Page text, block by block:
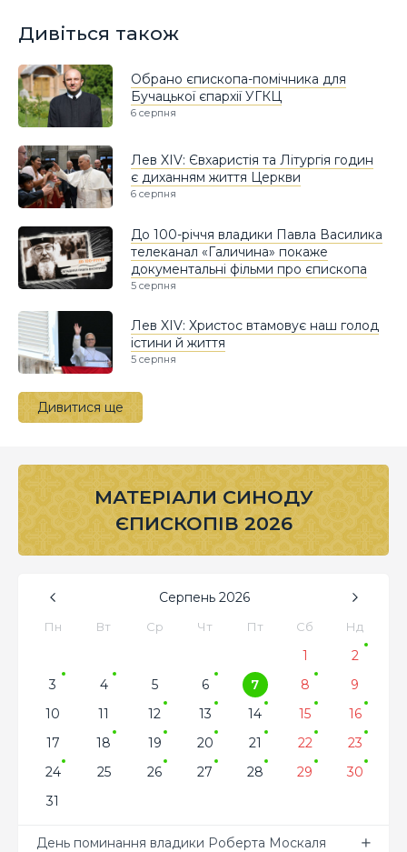
Дивіться також
Обрано єпископа-помічника для
Бучацької єпархії УГКЦ
6 серпня
Лев XIV: Євхаристія та Літургія годин
є диханням життя Церкви
6 серпня
До 100-річчя владики Павла Василика
телеканал «Галичина» покаже
документальні фільми про єпископа
5 серпня
Лев XIV: Христос втамовує наш голод
істини й життя
5 серпня
Дивитися ще
МАТЕРІАЛИ СИНОДУ
ЄПИСКОПІВ 2026
Серпень 2026
Пн Вт Ср Чт Пт Сб Нд
1
2
3
4 5 6 7 8
9
10
11 12 13 14 15
16
17
18 19 20 21 22
23
24
25 26 27 28 29
30
31
День поминання владики Роберта Москаля